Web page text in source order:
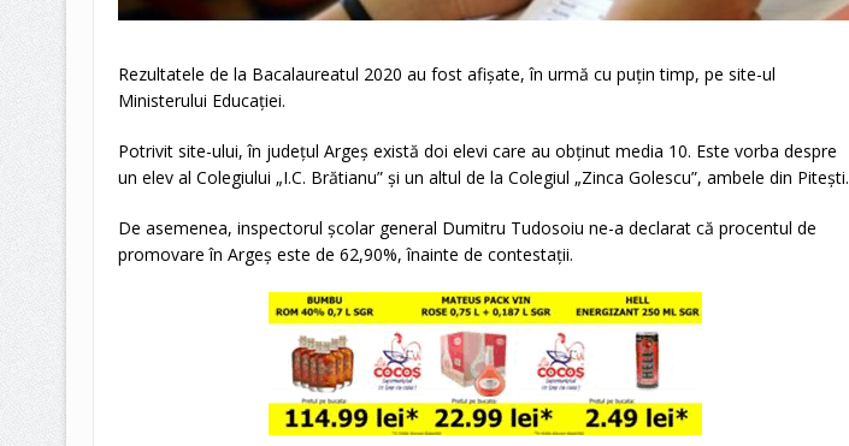
Rezultatele de la Bacalaureatul 2020 au fost afișate, în urmă cu puțin timp, pe site-ul
Ministerului Educației.
Potrivit site-ului, în județul Argeș există doi elevi care au obținut media 10. Este vorba despre
un elev al Colegiului „I.C. Brătianu” și un altul de la Colegiul „Zinca Golescu”, ambele din Pitești.
De asemenea, inspectorul școlar general Dumitru Tudosoiu ne-a declarat că procentul de
promovare în Argeș este de 62,90%, înainte de contestații.